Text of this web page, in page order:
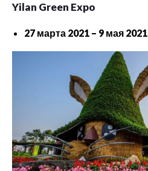
Yilan Green Expo
27 марта 2021 – 9 мая 2021